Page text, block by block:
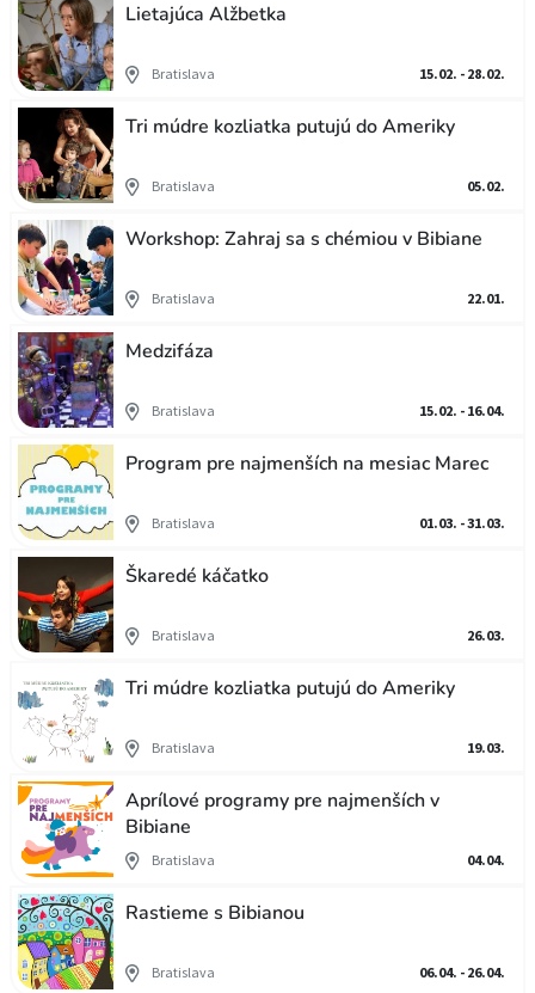
Lietajúca Alžbetka
Bratislava 15.02. - 28.02.
Tri múdre kozliatka putujú do Ameriky
Bratislava 05.02.
Workshop: Zahraj sa s chémiou v Bibiane
Bratislava 22.01.
Medzifáza
Bratislava 15.02. - 16.04.
Program pre najmenších na mesiac Marec
Bratislava 01.03. - 31.03.
Škaredé káčatko
Bratislava 26.03.
Tri múdre kozliatka putujú do Ameriky
Bratislava 19.03.
Aprílové programy pre najmenších v
Bibiane
Bratislava 04.04.
Rastieme s Bibianou
Bratislava 06.04. - 26.04.